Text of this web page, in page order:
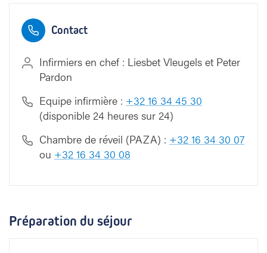
Contact
Infirmiers en chef : Liesbet Vleugels et Peter
Pardon
Equipe infirmière : +32 16 34 45 30
(disponible 24 heures sur 24)
Chambre de réveil (PAZA) : +32 16 34 30 07
ou +32 16 34 30 08
Préparation du séjour